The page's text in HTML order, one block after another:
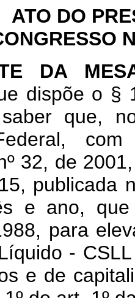
ATO DO
DA
dispõe o §
saber que,
32, de
publicada
e ano,
para
-
e de